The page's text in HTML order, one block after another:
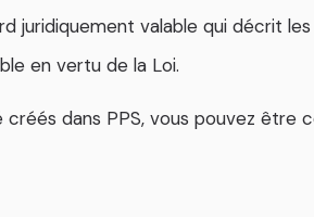
juridiquement valable qui décrit
en vertu de la Loi.
créés dans PPS, vous pouvez